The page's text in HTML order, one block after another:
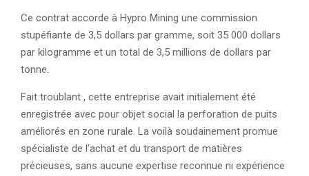
Ce contrat accorde à Hypro Mining une commission
stupéfiante de 3,5 dollars par gramme, soit 35 000 dollars
par kilogramme et un total de 3,5 millions de dollars par
tonne.
Fait troublant , cette entreprise avait initialement été
enregistrée avec pour objet social la perforation de puits
améliorés en zone rurale. La voilà soudainement promue
spécialiste de l’achat et du transport de matières
précieuses, sans aucune expertise reconnue ni expérience